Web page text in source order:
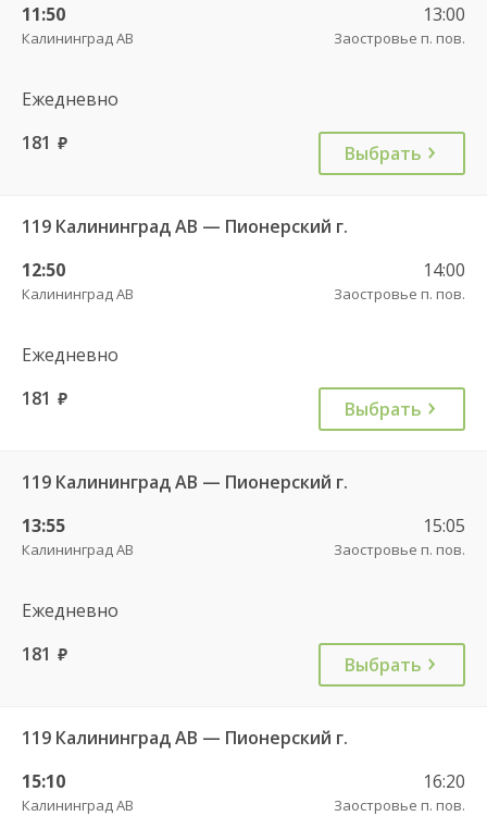
11:50
Калининград АВ
13:00
Заостровье п. пов.
Ежедневно
181 руб. Выбрать
119 Калининград АВ — Пионерский г.
12:50
Калининград АВ
14:00
Заостровье п. пов.
Ежедневно
181 руб. Выбрать
119 Калининград АВ — Пионерский г.
13:55
Калининград АВ
15:05
Заостровье п. пов.
Ежедневно
181 руб. Выбрать
119 Калининград АВ — Пионерский г.
15:10
Калининград АВ
16:20
Заостровье п. пов.